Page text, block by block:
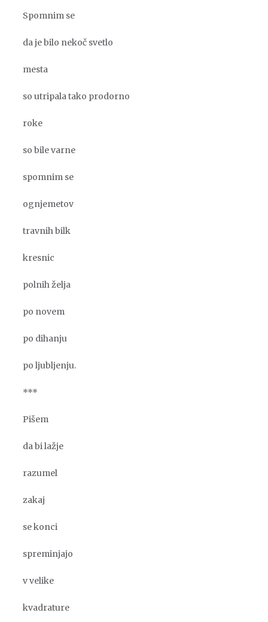
Spomnim se
da je bilo nekoč svetlo
mesta
so utripala tako prodorno
roke
so bile varne
spomnim se
ognjemetov
travnih bilk
kresnic
polnih želja
po novem
po dihanju
po ljubljenju.
***
Pišem
da bi lažje
razumel
zakaj
se konci
spreminjajo
v velike
kvadrature